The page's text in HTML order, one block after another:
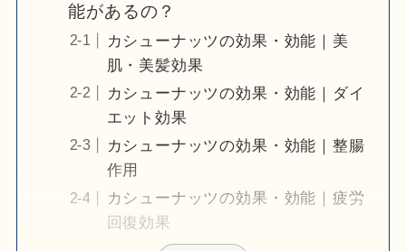
能があるの？
カシューナッツの効果・効能｜美
肌・美髪効果
カシューナッツの効果・効能｜ダイ
エット効果
カシューナッツの効果・効能｜整腸
作用
カシューナッツの効果・効能｜疲労
回復効果